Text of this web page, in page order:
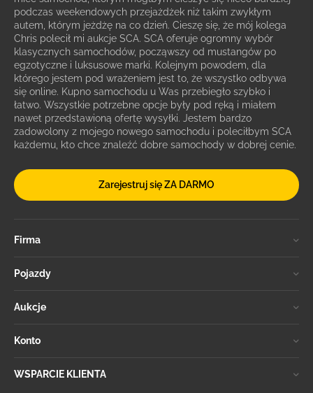
podczas weekendowych przejażdżek niż takim zwykłym
autem, którym jeżdżę na co dzień. Cieszę się, że mój kolega
Chris polecił mi aukcje SCA. SCA oferuje ogromny wybór
klasycznych samochodów, począwszy od mustangów po
egzotyczne i luksusowe marki. Kolejnym powodem, dla
którego jestem pod wrażeniem jest to, że wszystko odbywa
się online. Kupno samochodu u Was przebiegło szybko i
łatwo. Wszystkie potrzebne opcje były pod ręką i miałem
nawet przedstawioną ofertę wysyłki. Jestem bardzo
zadowolony z mojego nowego samochodu i poleciłbym SCA
każdemu, kto chce znaleźć dobre samochody w dobrej cenie.
Zarejestruj się ZA DARMO
Firma
Pojazdy
Aukcje
Konto
WSPARCIE KLIENTA